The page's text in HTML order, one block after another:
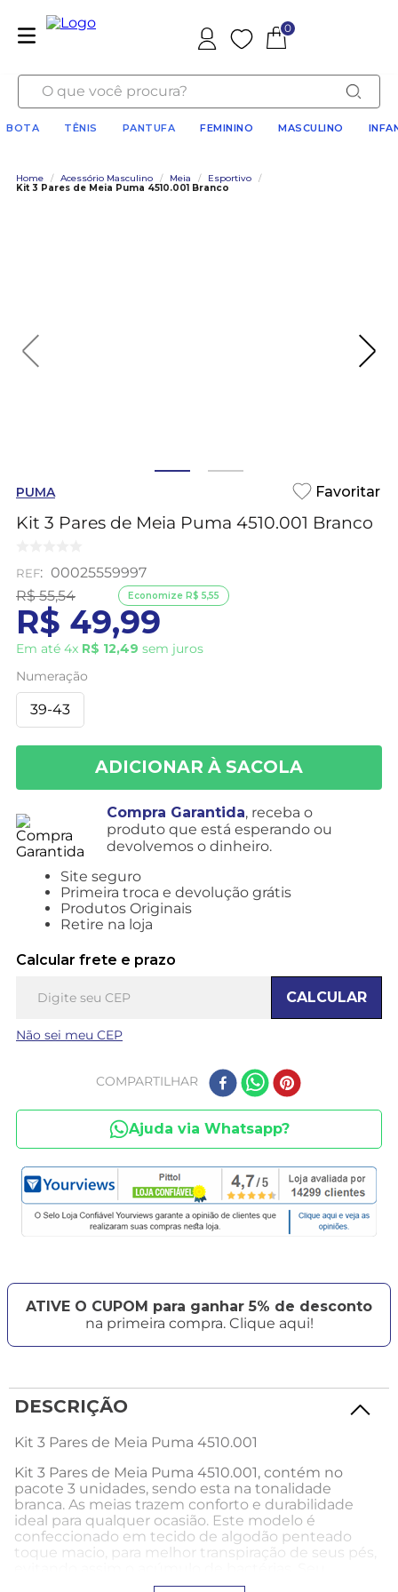
Favoritos
0
O que você procura?
BOTA TÊNIS PANTUFA FEMININO MASCULINO
Home / Acessório Masculino / Meia / Esportivo
/
Kit 3 Pares de Meia Puma 4510.001 Branco
PUMA
Kit 3 Pares de Meia Puma 4510.001 Branco
: 00025559997
R$ 55,54
R$ 49,99
Em até 4x R$ 12,49 sem juros
Economize R$ 5,55
Numeração
39-43
Compra Garantida, receba o
produto que está esperando ou
devolvemos o dinheiro.
Site seguro
Primeira troca e devolução grátis
Produtos Originais
Retire na loja
Calcular frete e prazo
CALCULAR
Não sei meu CEP
COMPARTILHAR
Ajuda via Whatsapp?
ATIVE O CUPOM para ganhar 5% de desconto
na primeira compra. Clique aqui!
DESCRIÇÃO
Kit 3 Pares de Meia Puma 4510.001
Kit 3 Pares de Meia Puma 4510.001, contém no
pacote 3 unidades, sendo esta na tonalidade
branca. As meias trazem conforto e durabilidade
ideal para qualquer ocasião. Este modelo é
confeccionado em tecido de algodão penteado
toque macio, para melhor transpiração de seus pés,
diferencial está no solado, pois contém pequenas